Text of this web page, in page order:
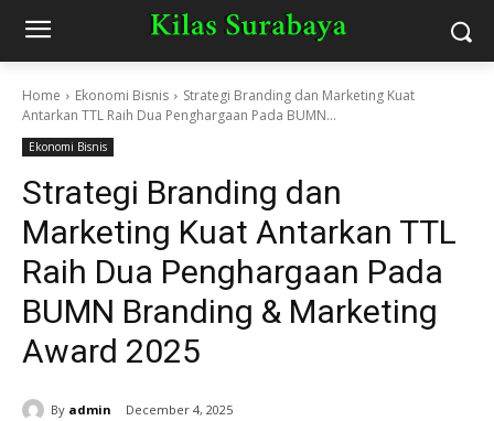
Home Ekonomi Bisnis
Strategi Branding dan Marketing Kuat
Antarkan TTL Raih Dua Penghargaan Pada BUMN...
Ekonomi Bisnis
Strategi Branding dan
Marketing Kuat Antarkan TTL
Raih Dua Penghargaan Pada
BUMN Branding & Marketing
Award 2025
By admin December 4, 2025